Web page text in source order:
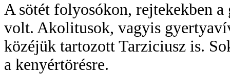
A sötét folyosókon, rejtekekben
volt. Akolitusok, vagyis
közéjük tartozott Tarziciusz is.
a kenyértörésre.